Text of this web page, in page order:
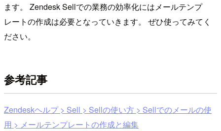
ます。 Zendesk Sellでの業務の効率化にはメールテンプ
レートの作成は必要となっていきます。 ぜひ使ってみてく
ださい。
参考記事
Zendeskヘルプ > Sell > Sellの使い方 > Sellでのメールの使
用 > メールテンプレートの作成と編集